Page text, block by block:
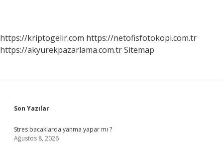
https://kriptogelir.com https://netofisfotokopi.com.tr
https://akyurekpazarlama.com.trSitemap
Sidebar
Son Yazılar
Stres bacaklarda yanma yapar mı ?
Ağustos 8, 2026